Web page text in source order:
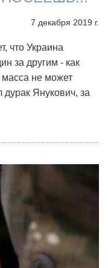
7 декабря 2019 г.
что Украина
за другим - как
не может
Янукович, за